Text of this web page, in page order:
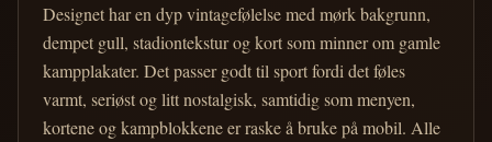
Designet har en dyp vintagefølelse med mørk bakgrunn,
dempet gull, stadiontekstur og kort som minner om gamle
kampplakater. Det passer godt til sport fordi det føles
varmt, seriøst og litt nostalgisk, samtidig som menyen,
kortene og kampblokkene er raske å bruke på mobil. Alle